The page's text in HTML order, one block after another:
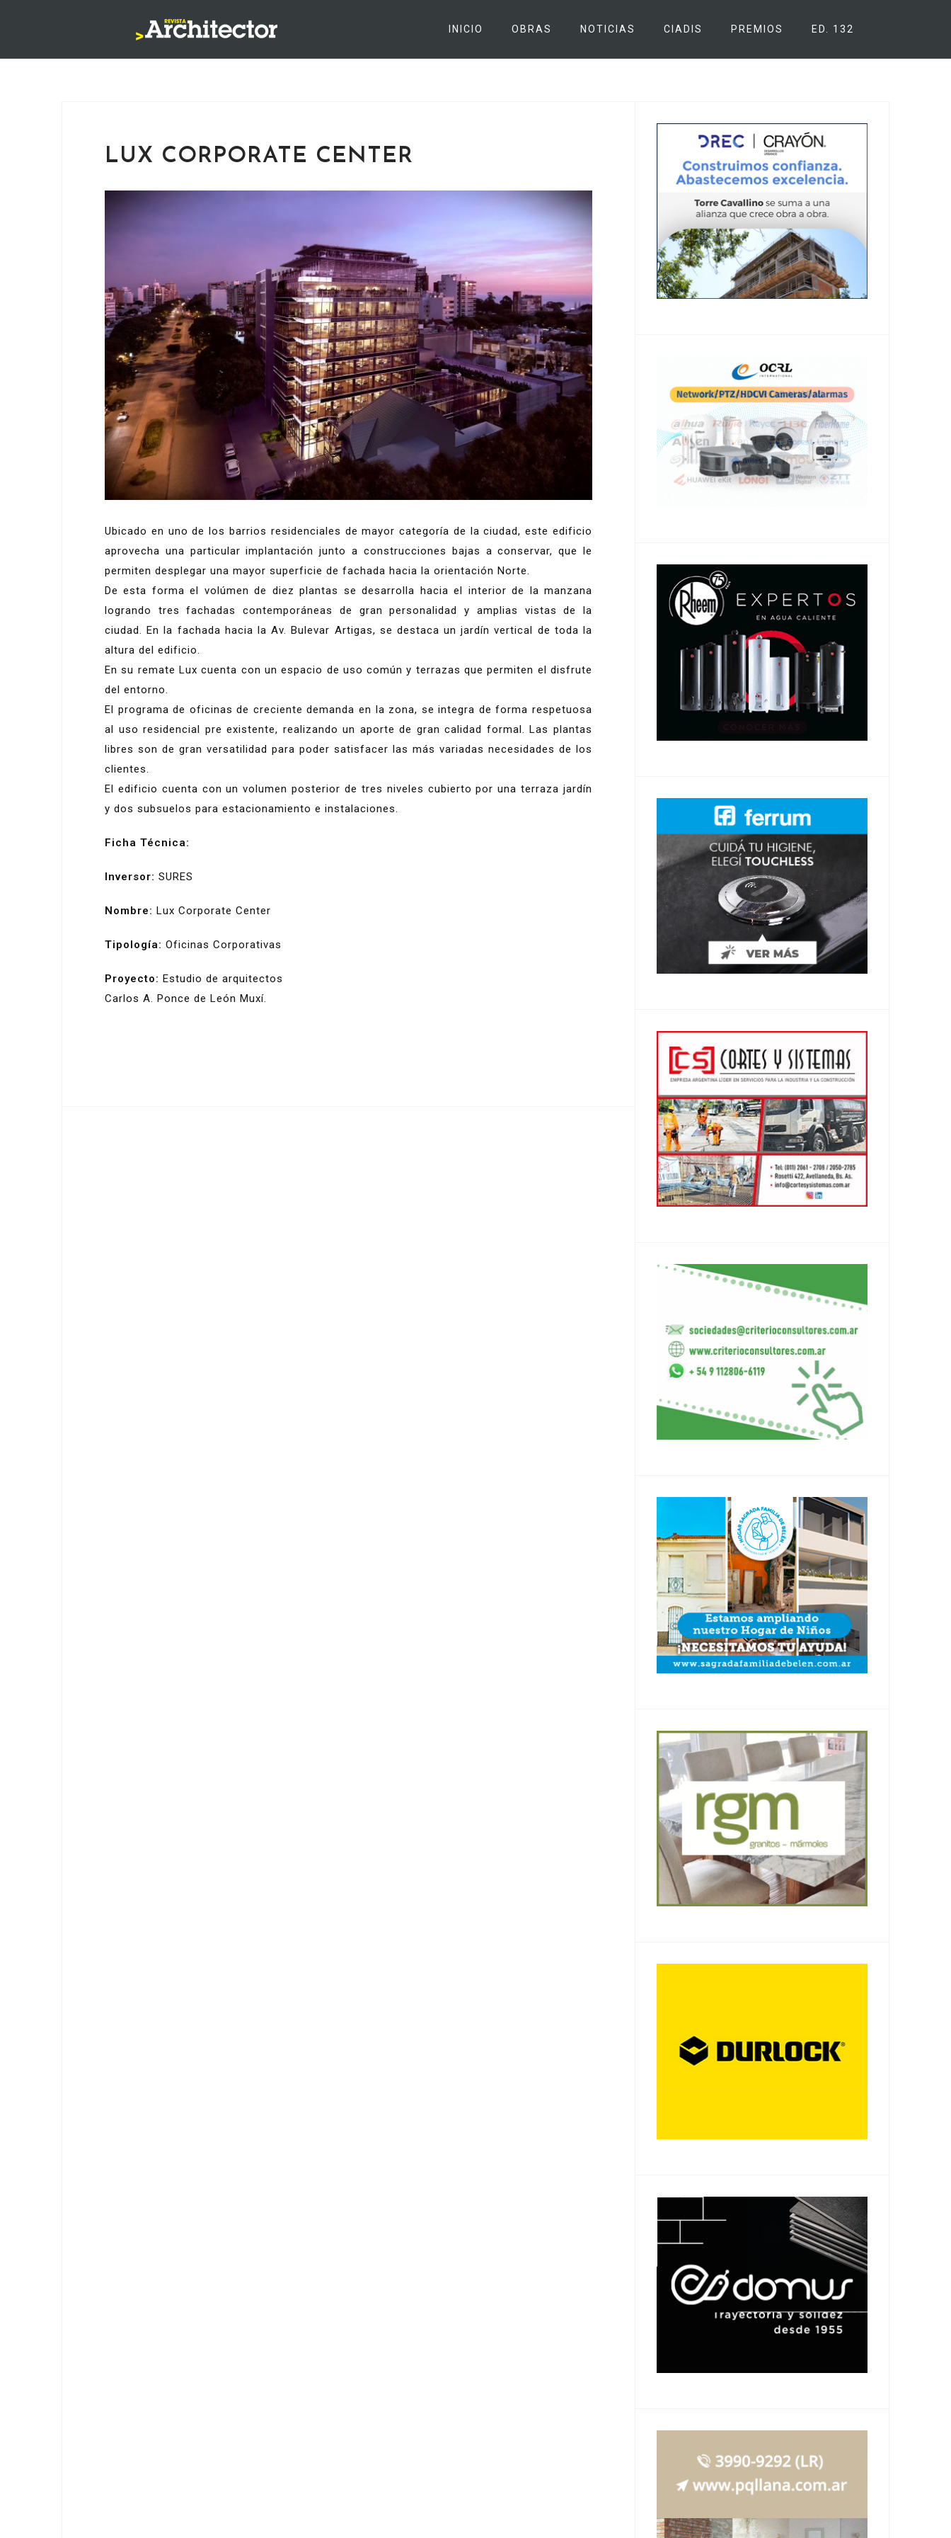
INICIO OBRAS NOTICIAS CIADIS PREMIOS ED. 132
LUX CORPORATE CENTER
Ubicado en uno de los barrios residenciales de mayor categoría de la ciudad, este edificio
aprovecha una particular implantación junto a construcciones bajas a conservar, que le
permiten desplegar una mayor superficie de fachada hacia la orientación Norte.
De esta forma el volúmen de diez plantas se desarrolla hacia el interior de la manzana
logrando tres fachadas contemporáneas de gran personalidad y amplias vistas de la
ciudad. En la fachada hacia la Av. Bulevar Artigas, se destaca un jardín vertical de toda la
altura del edificio.
En su remate Lux cuenta con un espacio de uso común y terrazas que permiten el disfrute
del entorno.
El programa de oficinas de creciente demanda en la zona, se integra de forma respetuosa
al uso residencial pre existente, realizando un aporte de gran calidad formal. Las plantas
libres son de gran versatilidad para poder satisfacer las más variadas necesidades de los
clientes.
El edificio cuenta con un volumen posterior de tres niveles cubierto por una terraza jardín
y dos subsuelos para estacionamiento e instalaciones.
Ficha Técnica:
Inversor: SURES
Nombre: Lux Corporate Center
Tipología: Oficinas Corporativas
Proyecto: Estudio de arquitectos
Carlos A. Ponce de León Muxí.